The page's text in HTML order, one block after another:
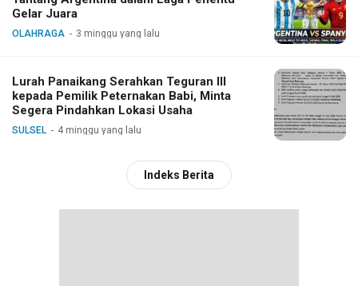
Gelar Juara
OLAHRAGA 3 minggu yang lalu
Lurah Panaikang Serahkan Teguran III
kepada Pemilik Peternakan Babi, Minta
Segera Pindahkan Lokasi Usaha
SULSEL 4 minggu yang lalu
Indeks Berita